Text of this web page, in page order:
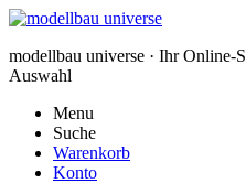
modellbau universe · Ihr Online-
Auswahl
Menu
Suche
Warenkorb
Konto